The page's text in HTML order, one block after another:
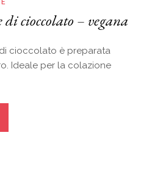
di cioccolato – vegana
cioccolato è preparata
Ideale per la colazione